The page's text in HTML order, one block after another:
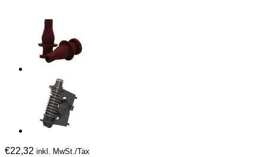
€22,32 inkl. MwSt./Tax